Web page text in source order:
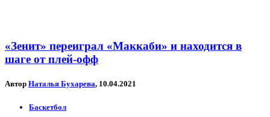
«Зенит» переиграл «Маккаби» и находится в
шаге от плей-офф
Автор Наталья Бухарева, 10.04.2021
Баскетбол